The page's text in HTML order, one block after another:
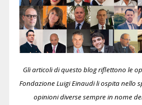
Gli articoli di questo blog riflettono le
Fondazione Luigi Einaudi li ospita nello
opinioni diverse sempre in nome